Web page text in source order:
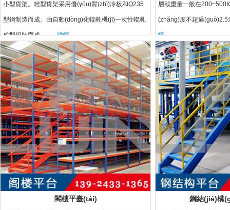
小型貨架。輕型貨架采用優(yōu)質(zhì)冷板和Q235
型鋼制造而成。由自動(dòng)化輥軋機(jī)一次性輥軋
成型組裝而成，...詳情
層載重量一般在
(zhǎng)度不超過
情
閣樓平臺(tái) 鋼結(jié)構